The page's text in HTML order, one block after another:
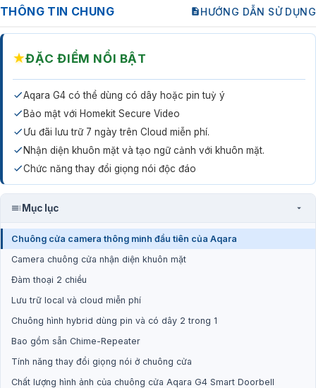
THÔNG TIN CHUNG HƯỚNG DẪN SỬ DỤNG
★ĐẶC ĐIỂM NỔI BẬT
Aqara G4 có thể dùng có dây hoặc pin tuỳ ý
Bảo mật với Homekit Secure Video
Ưu đãi lưu trữ 7 ngày trên Cloud miễn phí.
Nhận diện khuôn mặt và tạo ngữ cảnh với khuôn mặt.
Chức năng thay đổi giọng nói độc đáo
Mục lục
Chuông cửa camera thông minh đầu tiên của Aqara
Camera chuông cửa nhận diện khuôn mặt
Đàm thoại 2 chiều
Lưu trữ local và cloud miễn phí
Chuông hình hybrid dùng pin và có dây 2 trong 1
Bao gồm sẵn Chime-Repeater
Tính năng thay đổi giọng nói ở chuông cửa
Chất lượng hình ảnh của chuông cửa Aqara G4 Smart Doorbell